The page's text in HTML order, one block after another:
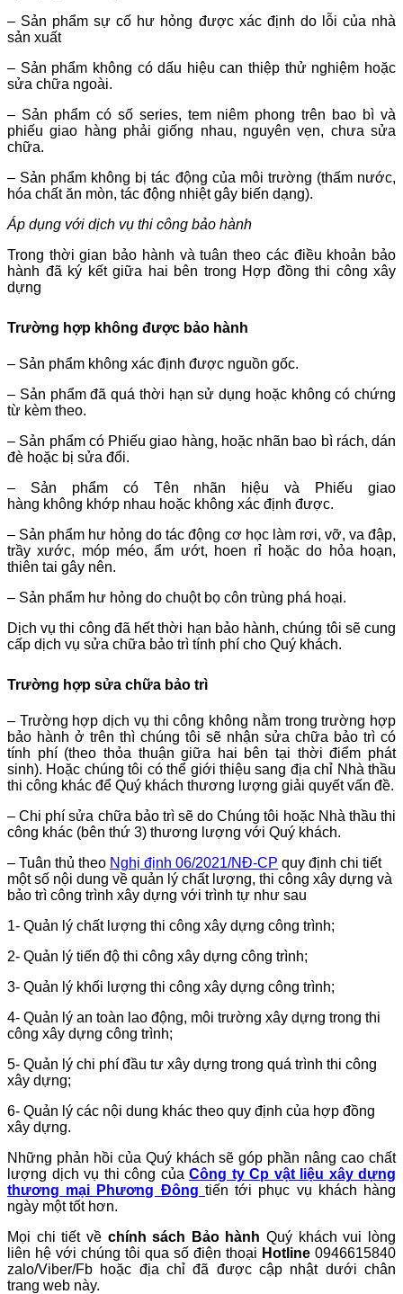
– Sản phẩm sự cố hư hỏng được xác định do lỗi của nhà
sản xuất
– Sản phẩm không có dấu hiệu can thiệp thử nghiệm hoặc
sửa chữa ngoài.
– Sản phẩm có số series, tem niêm phong trên bao bì và
phiếu giao hàng phải giống nhau, nguyên vẹn, chưa sửa
chữa.
– Sản phẩm không bị tác động của môi trường (thấm nước,
hóa chất ăn mòn, tác động nhiệt gây biến dạng).
Áp dụng với dịch vụ thi công bảo hành
Trong thời gian bảo hành và tuân theo các điều khoản bảo
hành đã ký kết giữa hai bên trong Hợp đồng thi công xây
dựng
Trường hợp không được bảo hành
– Sản phẩm không xác định được nguồn gốc.
– Sản phẩm đã quá thời hạn sử dụng hoặc không có chứng
từ kèm theo.
– Sản phẩm có Phiếu giao hàng, hoặc nhãn bao bì rách, dán
đè hoặc bị sửa đổi.
– Sản phẩm có Tên nhãn hiệu và Phiếu giao
hàng không khớp nhau hoặc không xác định được.
– Sản phẩm hư hỏng do tác động cơ học làm rơi, vỡ, va đập,
trầy xước, móp méo, ẩm ướt, hoen rỉ hoặc do hỏa hoạn,
thiên tai gây nên.
– Sản phẩm hư hỏng do chuột bọ côn trùng phá hoại.
Dịch vụ thi công đã hết thời hạn bảo hành, chúng tôi sẽ cung
cấp dịch vụ sửa chữa bảo trì tính phí cho Quý khách.
Trường hợp sửa chữa bảo trì
– Trường hợp dịch vụ thi công không nằm trong trường hợp
bảo hành ở trên thì chúng tôi sẽ nhận sửa chữa bảo trì có
tính phí (theo thỏa thuận giữa hai bên tại thời điểm phát
sinh). Hoặc chúng tôi có thể giới thiệu sang địa chỉ Nhà thầu
thi công khác để Quý khách thương lượng giải quyết vấn đề.
– Chi phí sửa chữa bảo trì sẽ do Chúng tôi hoặc Nhà thầu thi
công khác (bên thứ 3) thương lượng với Quý khách.
– Tuân thủ theo Nghị định 06/2021/NĐ-CP quy định chi tiết
một số nội dung về quản lý chất lượng, thi công xây dựng và
bảo trì công trình xây dựng với trình tự như sau
1- Quản lý chất lượng thi công xây dựng công trình;
2- Quản lý tiến độ thi công xây dựng công trình;
3- Quản lý khối lượng thi công xây dựng công trình;
4- Quản lý an toàn lao động, môi trường xây dựng trong thi
công xây dựng công trình;
5- Quản lý chi phí đầu tư xây dựng trong quá trình thi công
xây dựng;
6- Quản lý các nội dung khác theo quy định của hợp đồng
xây dựng.
Những phản hồi của Quý khách sẽ góp phần nâng cao chất
lượng dịch vụ thi công của Công ty Cp vật liệu xây dựng
thương mại Phương Đông tiến tới phục vụ khách hàng
ngày một tốt hơn.
Mọi chi tiết về chính sách Bảo hành Quý khách vui lòng
liên hệ với chúng tôi qua số điện thoại Hotline 0946615840
zalo/Viber/Fb hoặc địa chỉ đã được cập nhật dưới chân
trang web này.